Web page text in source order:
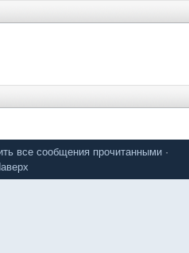
все сообщения прочитанными ·